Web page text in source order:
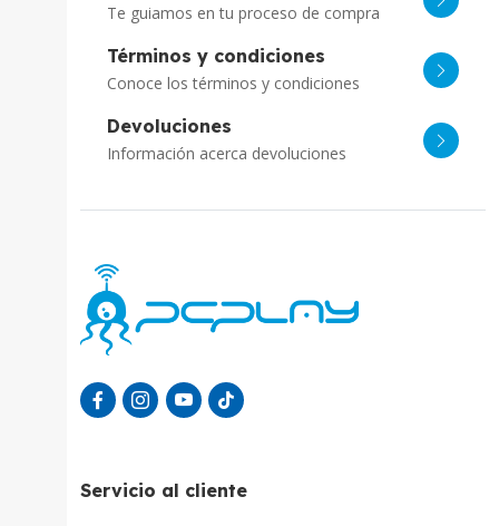
Te guiamos en tu proceso de compra
Términos y condiciones
Conoce los términos y condiciones
Devoluciones
Información acerca devoluciones
Servicio al cliente